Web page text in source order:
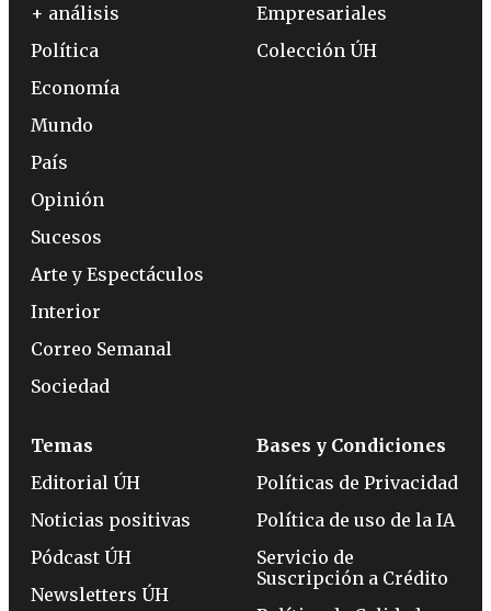
+ análisis
Política
Economía
Mundo
País
Opinión
Sucesos
Arte y Espectáculos
Interior
Correo Semanal
Sociedad
Empresariales
Colección ÚH
Temas
Editorial ÚH
Noticias positivas
Pódcast ÚH
Newsletters ÚH
Bases y Condiciones
Políticas de Privacidad
Política de uso de la IA
Servicio de
Suscripción a Crédito